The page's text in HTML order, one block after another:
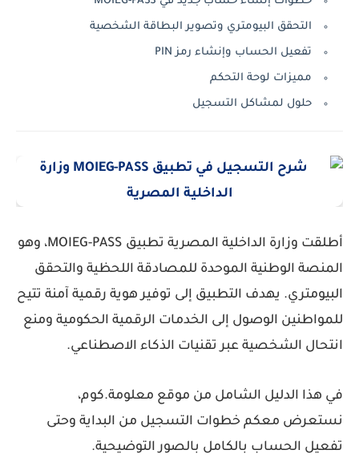
التحقق البيومتري وتصوير البطاقة الشخصية
تفعيل الحساب وإنشاء رمز PIN
مميزات لوحة التحكم
حلول لمشاكل التسجيل
أطلقت وزارة الداخلية المصرية تطبيق MOIEG-PASS، وهو
المنصة الوطنية الموحدة للمصادقة اللحظية والتحقق
البيومتري. يهدف التطبيق إلى توفير هوية رقمية آمنة تتيح
للمواطنين الوصول إلى الخدمات الرقمية الحكومية ومنع
انتحال الشخصية عبر تقنيات الذكاء الاصطناعي.
في هذا الدليل الشامل من موقع معلومة.كوم،
نستعرض معكم خطوات التسجيل من البداية وحتى
تفعيل الحساب بالكامل بالصور التوضيحية.